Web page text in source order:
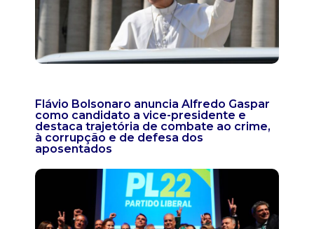
Flávio Bolsonaro anuncia Alfredo Gaspar
como candidato a vice-presidente e
destaca trajetória de combate ao crime,
à corrupção e de defesa dos
aposentados